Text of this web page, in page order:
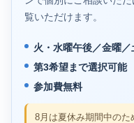
覧いただけます。
火・水曜午後／金曜／
第3希望まで選択可能
参加費無料
8月は夏休み期間中の